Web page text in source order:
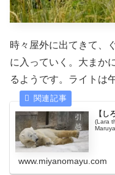
時々屋外に出てきて、
に入っていく。大まか
るようです。ライトは
【し
(Lara
www.miyanomayu.com